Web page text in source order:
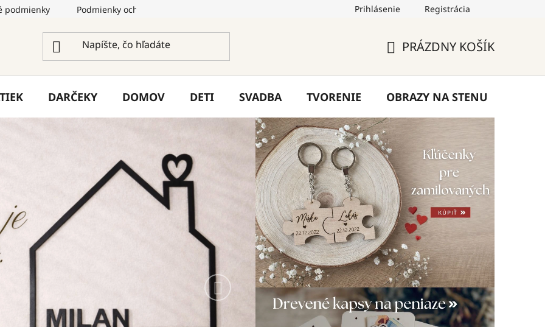
podmienky Podmienky ochrany osobných údajov Hodnotenie obchodu Blog Kontakty
Prihlásenie Registrácia
KOŠÍK
PRÁZDNY KOŠÍK
DARČEKY DOMOV DETI SVADBA TVORENIE OBRAZY NA STENU
Nasledujúce